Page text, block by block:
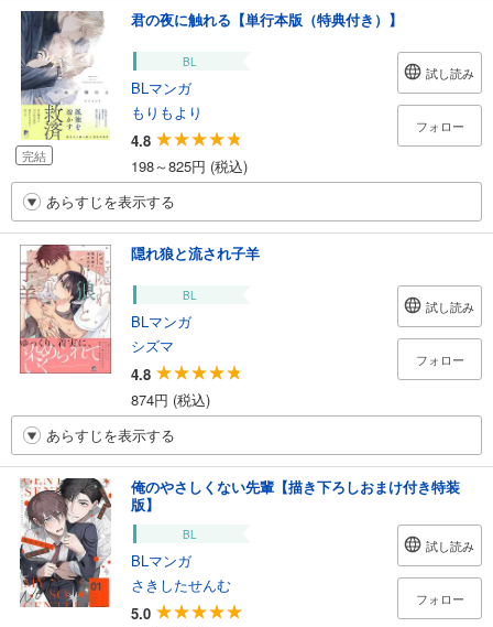
完結
君の夜に触れる【単行本版（特典付き）】
BL
BLマンガ
もりもより
4.8
198～825円 (税込)
試し読み
フォロー
あらすじを表示する
隠れ狼と流され子羊
BL
BLマンガ
シズマ
4.8
874円 (税込)
試し読み
フォロー
あらすじを表示する
俺のやさしくない先輩【描き下ろしおまけ付き特装
版】
BL
BLマンガ
さきしたせんむ
5.0
試し読み
フォロー